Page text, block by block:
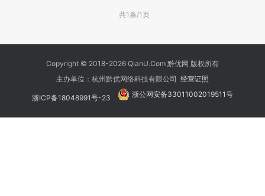
共1条/1页
Copyright © 2018-2026 QianU.Com 黔优网 版权所有
主办单位：杭州黔优网络科技有限公司 经营证照
浙ICP备18048991号-23 浙公网安备33011002019511号